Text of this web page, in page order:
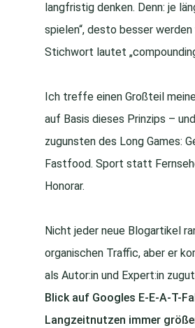
langfristig denken. Denn: je
spielen“, desto besser werden
Stichwort lautet
Ich treffe einen Großteil
auf Basis dieses Prinzips –
zugunsten des Long Games:
Fastfood. Sport statt
Honorar.
Nicht jeder neue Blogartikel
organischen Traffic, aber er
als Autor:in und Expert:in
Blick auf Googles E-E-A-T-
Langzeitnutzen immer